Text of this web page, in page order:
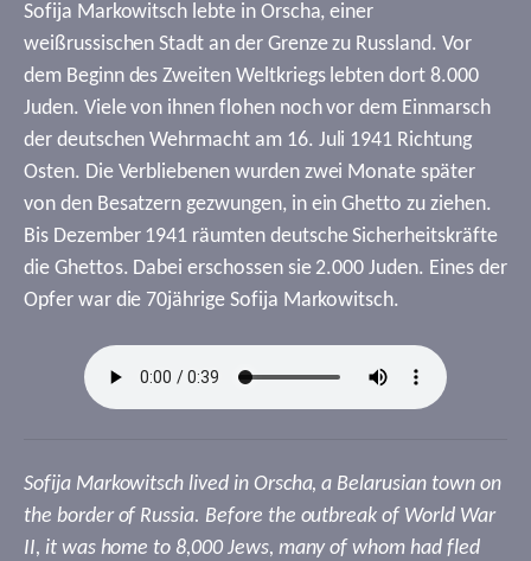
Sofija Markowitsch lebte in Orscha, einer
weißrussischen Stadt an der Grenze zu Russland. Vor
dem Beginn des Zweiten Weltkriegs lebten dort 8.000
Juden. Viele von ihnen flohen noch vor dem Einmarsch
der deutschen Wehrmacht am 16. Juli 1941 Richtung
Osten. Die Verbliebenen wurden zwei Monate später
von den Besatzern gezwungen, in ein Ghetto zu ziehen.
Bis Dezember 1941 räumten deutsche Sicherheitskräfte
die Ghettos. Dabei erschossen sie 2.000 Juden. Eines der
Opfer war die 70jährige Sofija Markowitsch.
Sofija Markowitsch lived in Orscha, a Belarusian town on
the border of Russia. Before the outbreak of World War
II, it was home to 8,000 Jews, many of whom had fled